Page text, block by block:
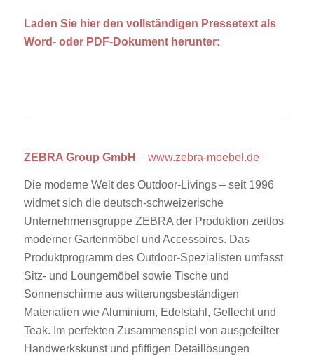
Laden Sie hier den vollständigen Pressetext als
Word- oder PDF-Dokument herunter:
ZEBRA Group GmbH – www.zebra-moebel.de
Die moderne Welt des Outdoor-Livings – seit 1996
widmet sich die deutsch-schweizerische
Unternehmensgruppe ZEBRA der Produktion zeitlos
moderner Gartenmöbel und Accessoires. Das
Produktprogramm des Outdoor-Spezialisten umfasst
Sitz- und Loungemöbel sowie Tische und
Sonnenschirme aus witterungsbeständigen
Materialien wie Aluminium, Edelstahl, Geflecht und
Teak. Im perfekten Zusammenspiel von ausgefeilter
Handwerkskunst und pfiffigen Detaillösungen